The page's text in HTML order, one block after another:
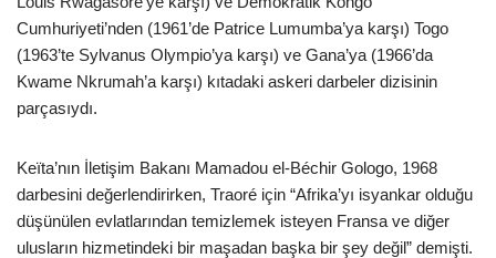
Cumhuriyeti’nden (1961’de Patrice Lumumba’ya karşı) Togo
(1963’te Sylvanus Olympio’ya karşı) ve Gana’ya (1966’da
Kwame Nkrumah’a karşı) kıtadaki askeri darbeler dizisinin
parçasıydı.
Keïta’nın İletişim Bakanı Mamadou el-Béchir Gologo, 1968
darbesini değerlendirirken, Traoré için “Afrika’yı isyankar olduğu
düşünülen evlatlarından temizlemek isteyen Fransa ve diğer
ulusların hizmetindeki bir maşadan başka bir şey değil” demişti.